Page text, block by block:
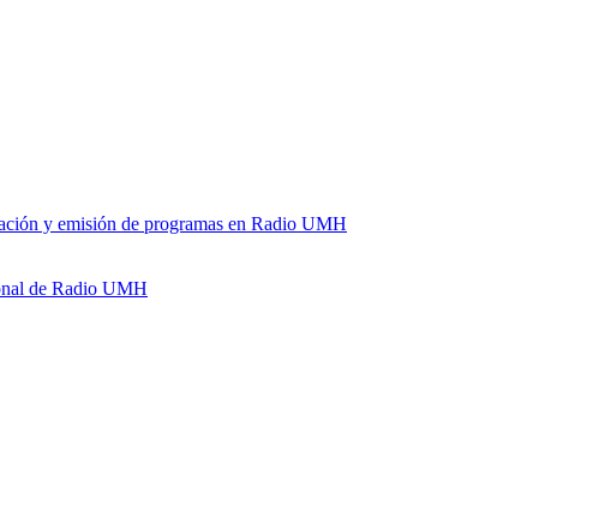
y emisión de programas en Radio UMH
de Radio UMH